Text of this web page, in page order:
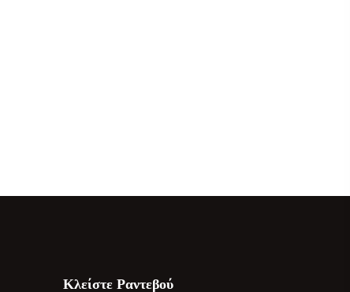
Κλείστε Ραντεβού